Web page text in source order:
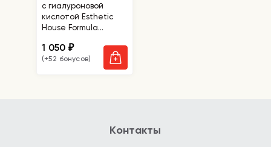
с гиалуроновой
кислотой Esthetic
House Formula
Acid
1 050₽
(+52 бонусов)
Контакты